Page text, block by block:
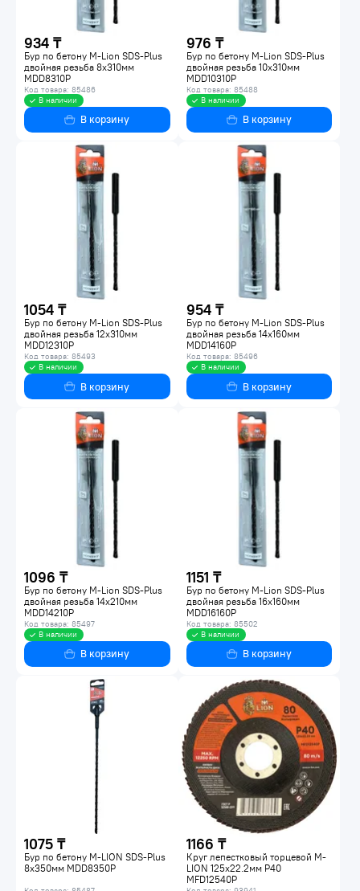
934 ₸
Бур по бетону M-Lion SDS-Plus
двойная резьба 8х310мм
MDD8310P
Код товара: 85486
В наличии
В корзину
976 ₸
Бур по бетону M-Lion SDS-Plus
двойная резьба 10х310мм
MDD10310P
Код товара: 85488
В наличии
В корзину
1054 ₸
Бур по бетону M-Lion SDS-Plus
двойная резьба 12х310мм
MDD12310P
Код товара: 85493
В наличии
В корзину
954 ₸
Бур по бетону M-Lion SDS-Plus
двойная резьба 14х160мм
MDD14160P
Код товара: 85496
В наличии
В корзину
1096 ₸
Бур по бетону M-Lion SDS-Plus
двойная резьба 14х210мм
MDD14210P
Код товара: 85497
В наличии
В корзину
1151 ₸
Бур по бетону M-Lion SDS-Plus
двойная резьба 16х160мм
MDD16160P
Код товара: 85502
В наличии
В корзину
1075 ₸
Бур по бетону M-LION SDS-Plus
8х350мм MDD8350P
1166 ₸
Круг лепестковый торцевой M-
LION 125х22.2мм P40
MFD12540P